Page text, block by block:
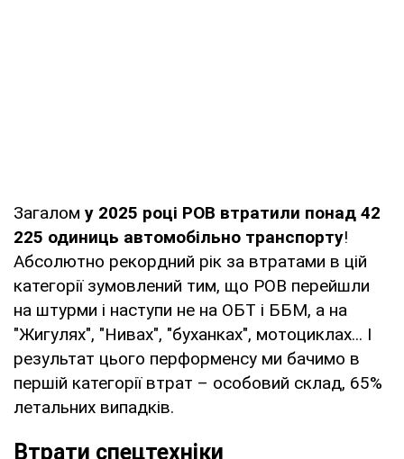
Загалом у 2025 році РОВ втратили понад 42
225 одиниць автомобільно транспорту!
Абсолютно рекордний рік за втратами в цій
категорії зумовлений тим, що РОВ перейшли
на штурми і наступи не на ОБТ і ББМ, а на
"Жигулях", "Нивах", "буханках", мотоциклах... І
результат цього перформенсу ми бачимо в
першій категорії втрат – особовий склад, 65%
летальних випадків.
Втрати спецтехніки